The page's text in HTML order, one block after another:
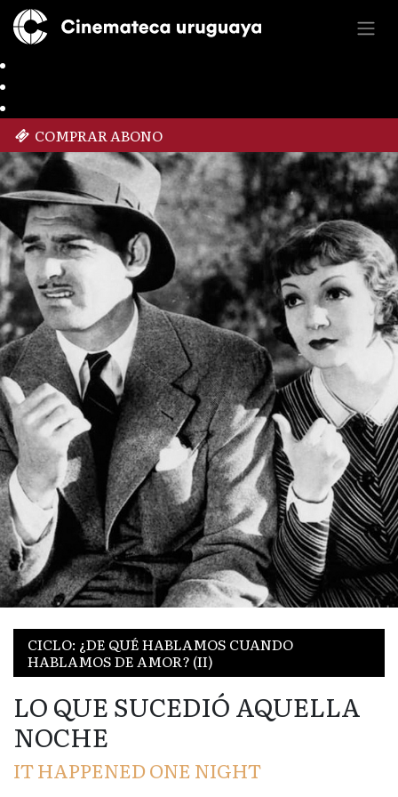
COMPRAR ABONO
CICLO: ¿DE QUÉ HABLAMOS CUANDO
HABLAMOS DE AMOR? (II)
LO QUE SUCEDIÓ AQUELLA
NOCHE
IT HAPPENED ONE NIGHT